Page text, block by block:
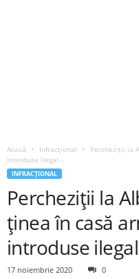
Acasă Infracțional
Percheziții la
introduse ilegal...
INFRACȚIONAL
Percheziții la
ținea în casă
introduse
17 noiembrie 2020 0